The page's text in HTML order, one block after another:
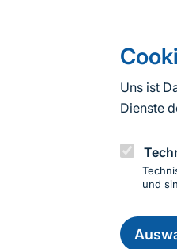
Uns ist
Dienste
und